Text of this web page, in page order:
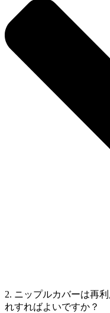
2. ニップルカバーは再
れすればよいですか？